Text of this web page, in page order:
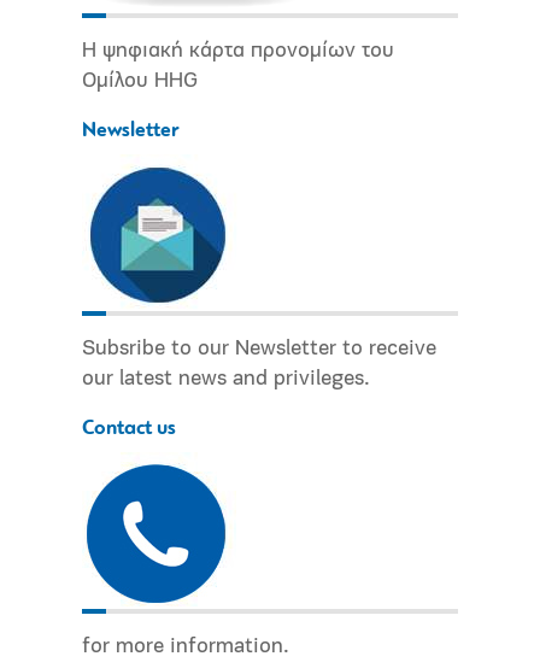
Η ψηφιακή κάρτα προνομίων του
Ομίλου HHG
Newsletter
Subsribe to our Newsletter to receive
our latest news and privileges.
Contact us
for more information.